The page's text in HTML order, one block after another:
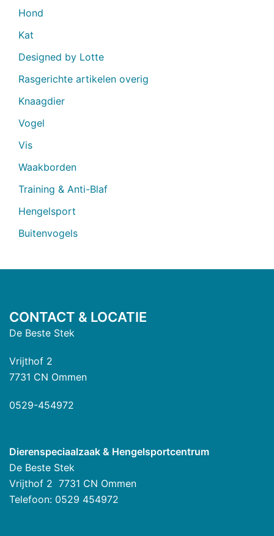
Hond
Kat
Designed by Lotte
Rasgerichte artikelen overig
Knaagdier
Vogel
Vis
Waakborden
Training & Anti-Blaf
Hengelsport
Buitenvogels
CONTACT & LOCATIE
De Beste Stek
Vrijthof 2
7731 CN Ommen
0529-454972
Dierenspeciaalzaak & Hengelsportcentrum
De Beste Stek
Vrijthof 2 7731 CN Ommen
Telefoon: 0529 454972